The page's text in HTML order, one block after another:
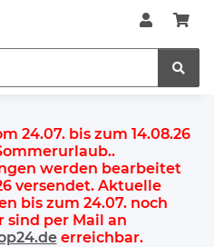
24.07. bis zum 14.08.26
.
werden bearbeitet
versendet. Aktuelle
bis zum 24.07.noch
sind per Mail an
erreichbar.